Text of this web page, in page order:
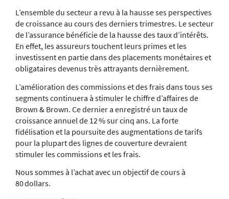
L’ensemble du secteur a revu à la hausse ses perspectives
de croissance au cours des derniers trimestres. Le secteur
de l’assurance bénéficie de la hausse des taux d’intérêts.
En effet, les assureurs touchent leurs primes et les
investissent en partie dans des placements monétaires et
obligataires devenus très attrayants dernièrement.
L’amélioration des commissions et des frais dans tous ses
segments continuera à stimuler le chiffre d’affaires de
Brown & Brown. Ce dernier a enregistré un taux de
croissance annuel de 12 % sur cinq ans. La forte
fidélisation et la poursuite des augmentations de tarifs
pour la plupart des lignes de couverture devraient
stimuler les commissions et les frais.
Nous sommes à l’achat avec un objectif de cours à
80 dollars.